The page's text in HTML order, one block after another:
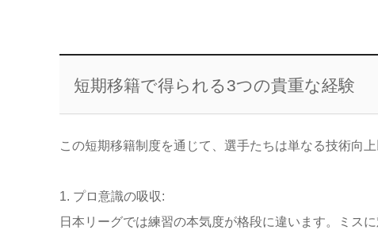
短期移籍で得られる3つの貴重な経験
この短期移籍制度を通じて、選手たちは単なる技術向
1. プロ意識の吸収:
日本リーグでは練習の本気度が格段に違います。ミス